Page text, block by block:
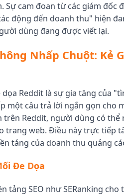
Sự cam đoan từ các giám đốc
động đến doanh thu" hiện
dùng đang được viết lại.
Nhấp Chuột: Kẻ
dọa Reddit là sự gia tăng của
một câu trả lời ngắn gọn cho
trên Reddit, người dùng có
trang web. Điều này trực tiếp
tảng của doanh thu quảng
Đe Dọa
tảng SEO như SERanking